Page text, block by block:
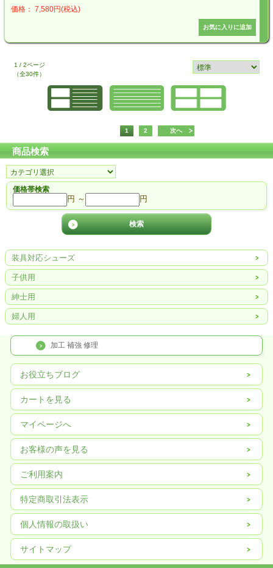
価格： 7,580円(税込)
1 / 2ページ
（全30件）
1 2 次へ
商品検索
価格帯検索
円 ～ 円
装具対応シューズ
子供用
紳士用
婦人用
加工 補強 修理
お役立ちブログ
カートを見る
マイページへ
お客様の声を見る
ご利用案内
特定商取引法表示
個人情報の取扱い
サイトマップ